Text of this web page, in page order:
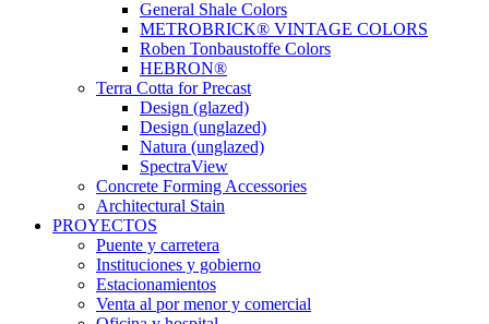
General Shale Colors
METROBRICK® VINTAGE COLORS
Roben Tonbaustoffe Colors
HEBRON®
Terra Cotta for Precast
Design (glazed)
Design (unglazed)
Natura (unglazed)
SpectraView
Concrete Forming Accessories
Architectural Stain
PROYECTOS
Puente y carretera
Instituciones y gobierno
Estacionamientos
Venta al por menor y comercial